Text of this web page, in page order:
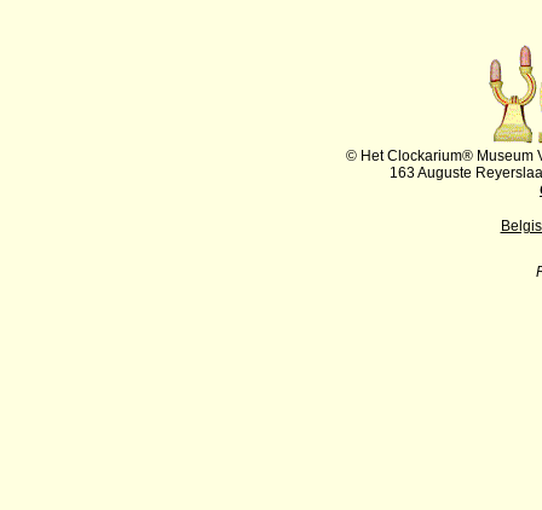
© Het Clockarium® Museum
163 Auguste